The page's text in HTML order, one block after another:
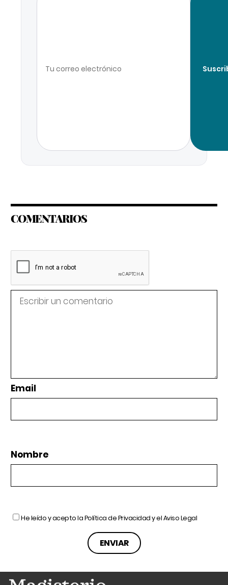
COMENTARIOS
Email
Nombre
He leído y acepto laPolítica de Privacidady elAviso Legal